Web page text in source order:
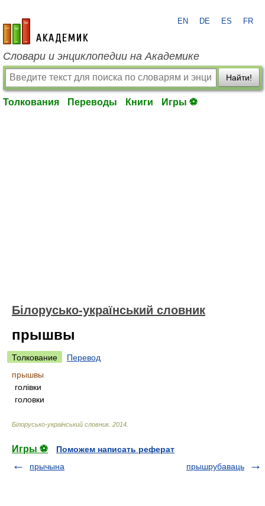
academic.ru
EN DE ES FR
Словари и энциклопедии на Академике
Найти!
Толкования Переводы Книги Игры ⚽
Білорусько-український словник
прышвы
Толкование
Перевод
прышвы
голівки
головки
Білорусько-український словник. 2014
Игры ⚽
Поможем написать реферат
прычына
прышрубаваць